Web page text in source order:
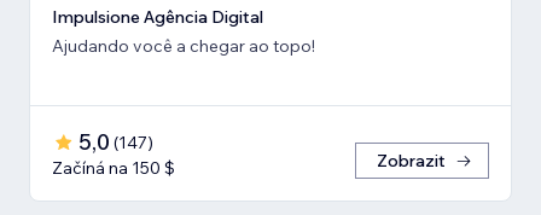
Impulsione Agência Digital
Ajudando você a chegar ao topo!
5,0 (147)
Začíná na 150 $
Zobrazit